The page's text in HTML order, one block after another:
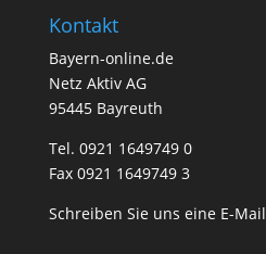
Kontakt
Bayern-online.de
Netz Aktiv AG
95445 Bayreuth
Tel. 0921 1649749 0
Fax 0921 1649749 3
Schreiben Sie uns eine E-Mail